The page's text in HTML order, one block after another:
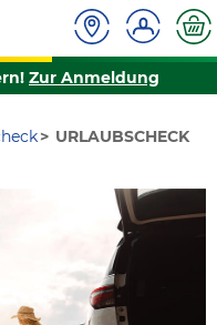
Zur Anmeldung
URLAUBSCHECK